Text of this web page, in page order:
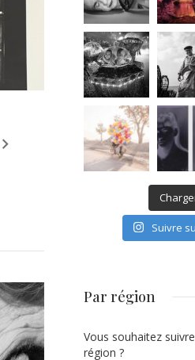
Suivre
Par région
Vous souhaitez
région ?